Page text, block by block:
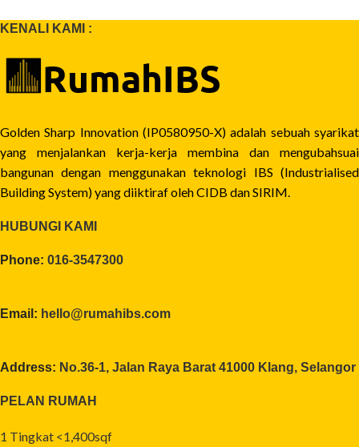
KENALI KAMI :
Golden Sharp Innovation (IP0580950-X) adalah sebuah syarikat
yang menjalankan kerja-kerja membina dan mengubahsuai
bangunan dengan menggunakan teknologi IBS (Industrialised
Building System) yang diiktiraf oleh CIDB dan SIRIM.
HUBUNGI KAMI
Phone: 016-3547300
Email: hello@rumahibs.com
Address: No.36-1, Jalan Raya Barat 41000 Klang, Selangor
PELAN RUMAH
1 Tingkat <1,400sqf